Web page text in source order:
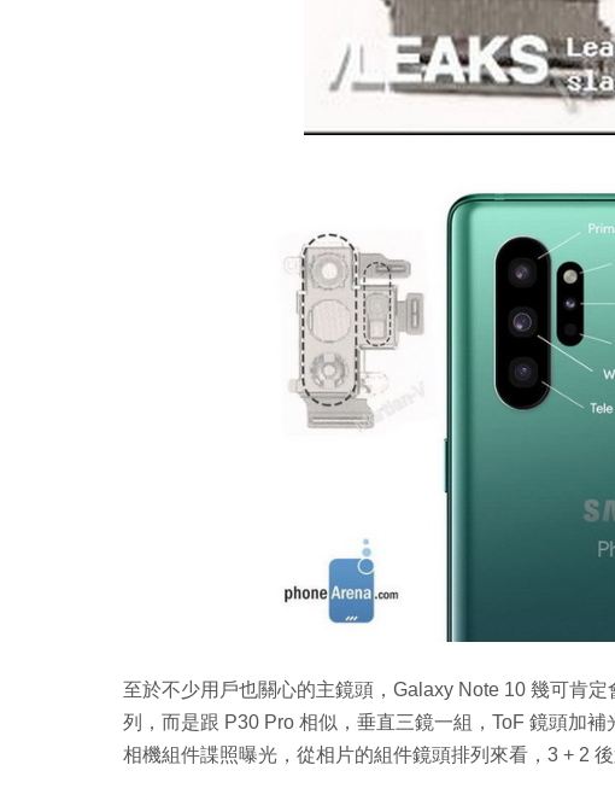
至於不少用戶也關心的主鏡頭，Galaxy Note 10 幾可肯
列，而是跟 P30 Pro 相似，垂直三鏡一組，ToF 鏡頭加
相機組件諜照曝光，從相片的組件鏡頭排列來看，3 + 2